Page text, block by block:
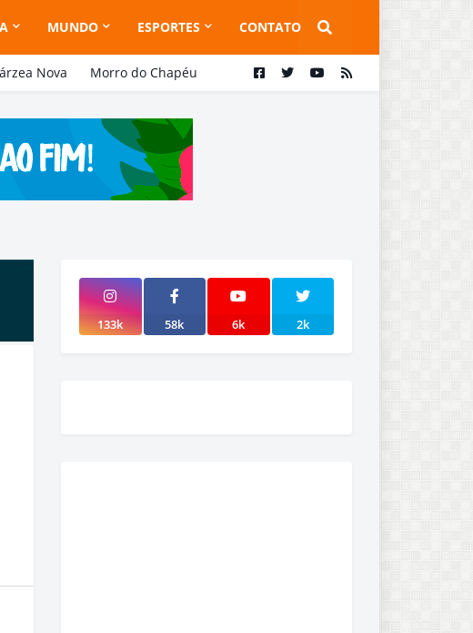
MUNDO ESPORTES CONTATO
Nova Morro do Chapéu
133k 58k 6k 2k